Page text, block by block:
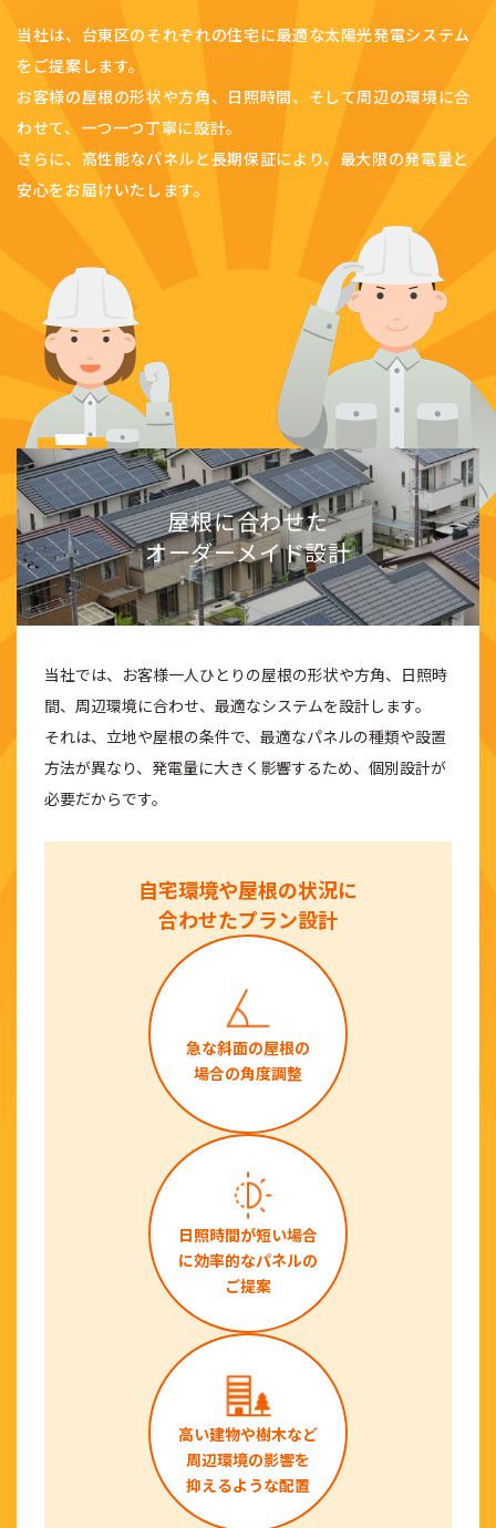
当社は、台東区のそれぞれの住宅に最適な太陽光発電システム
をご提案します。
お客様の屋根の形状や方角、日照時間、そして周辺の環境に合
わせて、一つ一つ丁寧に設計。
さらに、高性能なパネルと長期保証により、最大限の発電量と
安心をお届けいたします。
屋根に合わせた
オーダーメイド設計
当社では、お客様一人ひとりの屋根の形状や方角、日照時
間、周辺環境に合わせ、最適なシステムを設計します。
それは、立地や屋根の条件で、最適なパネルの種類や設置
方法が異なり、発電量に大きく影響するため、個別設計が
必要だからです。
自宅環境や屋根の状況に
合わせたプラン設計
急な斜面の屋根の
場合の角度調整
日照時間が短い場合
に効率的なパネルの
ご提案
高い建物や樹木など
周辺環境の影響を
抑えるような配置